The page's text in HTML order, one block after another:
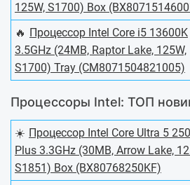
125W, S1700) Box
🔥 Процессор Intel Core i5 13600K
3.5GHz (24MB, Raptor Lake, 125W,
S1700) Tray (CM8071504821005)
Процессоры Intel: ТОП
☀️ Процессор Intel Core Ultra 5
Plus 3.3GHz (30MB, Arrow Lake,
S1851) Box (BX80768250KF)